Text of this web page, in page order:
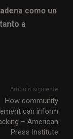
como un
a
Artículo siguiente
How community
can inform
– American
Press Institute